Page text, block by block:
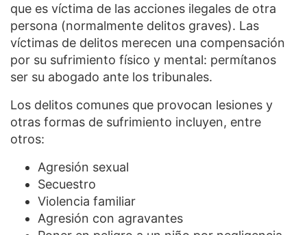
que es víctima de las acciones ilegales de otra
persona (normalmente delitos graves). Las
víctimas de delitos merecen una compensación
por su sufrimiento físico y mental: permítanos
ser su abogado ante los tribunales.
Los delitos comunes que provocan lesiones y
otras formas de sufrimiento incluyen, entre
otros:
Agresión sexual
Secuestro
Violencia familiar
Agresión con agravantes